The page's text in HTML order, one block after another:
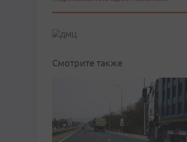
Смотрите также